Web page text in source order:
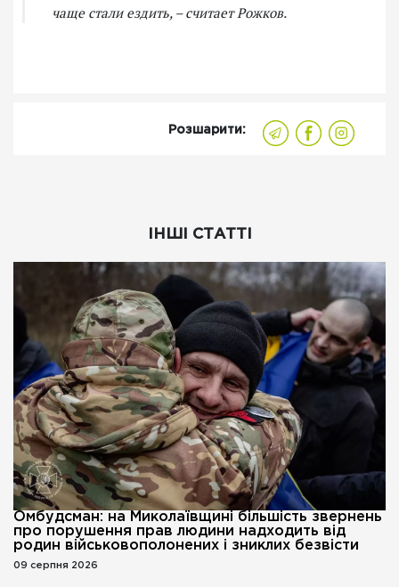
чаще стали ездить, – считает Рожков.
Розшарити:
ІНШІ СТАТТІ
Омбудсман: на Миколаївщині більшість звернень
про порушення прав людини надходить від
родин військовополонених і зниклих безвісти
09 серпня 2026